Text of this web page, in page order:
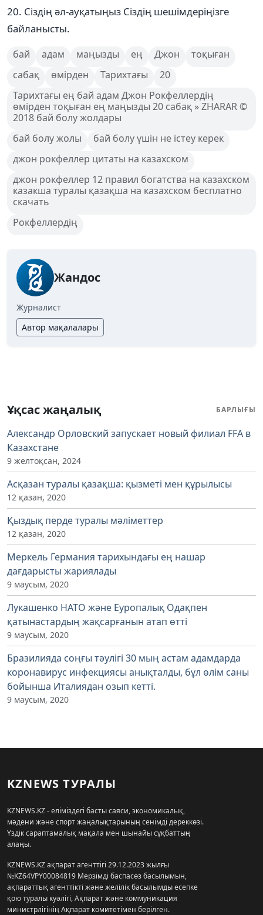
20. Сіздің әл-ауқатыңыз Сіздің шешімдеріңізге
байланысты.
бай адам маңызды ең Джон
тоқыған
сабақ
өмірден Тарихтағы
20
Тарихтағы ең бай адам Джон Рокфеллердің
өмірден тоқыған ең маңызды 20 сабақ » ZHARAR ©
2018 бай болу жолдары
бай болу жолы
бай болу үшін не істеу керек
джон рокфеллер цитаты на казахском
джон рокфеллер 12 правил богатства на казахском
казакша туралы қазақша на казахском бесплатно
скачать
Рокфеллердің
Жандос
Журналист
Автор мақалалары
Ұқсас жаңалық БАРЛЫҒЫ
Александр Орловский запускает новый филиал FFA в
Казахстане
9 желтоқсан, 2024
Асқазан туралы қазақша: қызметі мен құрылысы
12 қазан, 2020
Қыздық перде туралы мәліметтер
12 қазан, 2020
Меркель Германия тарихындағы ең нашар
дағдарысты жариялады
9 маусым, 2020
Лукашенко НАТО және Еуропалық Одақпен
қатынастардың жақсарғанын атап өтті
9 маусым, 2020
Бразилияда соңғы тәулігі 30 мың астам адамдарда
коронавирус инфекциясы анықталды, бұл өлім саны
бойынша Италиядан озып кетті.
9 маусым, 2020
KZNEWS ТУРАЛЫ
KZNEWS.KZ - еліміздегі басты саяси, экономикалық,
мәдени және спорт жаңалықтарының сенімді дереккөзі.
Үздік сараптамалық мақала мен шынайы сұқбаттың
алаңы.
KZNEWS.KZ ақпарат агенттігі 29.12.2023 жылғы
№KZ64VPY00084819 Мерзімді баспасөз басылымын,
ақпараттық агенттікті және желілік басылымды есепке
қою туралы куәлігі, Ақпарат және коммуникация
министрлігінің Ақпарат комитетімен берілген.